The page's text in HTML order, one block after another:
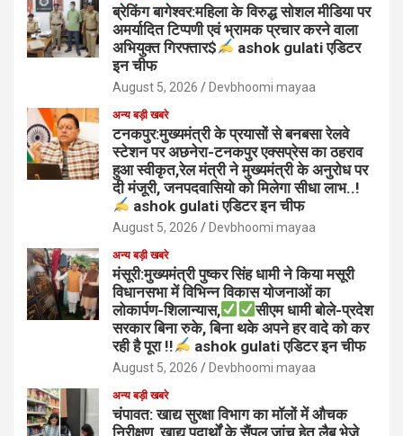
ब्रेकिंग बागेश्वर:महिला के विरुद्ध सोशल मीडिया पर
अमर्यादित टिप्पणी एवं भ्रामक प्रचार करने वाला
अभियुक्त गिरफ्तार$
ashok gulati एडिटर
इन चीफ
August 5, 2026 Devbhoomi mayaa
अन्य बड़ी खबरे
टनकपुर:मुख्यमंत्री के प्रयासों से बनबसा रेलवे
स्टेशन पर अछनेरा-टनकपुर एक्सप्रेस का ठहराव
हुआ स्वीकृत,रेल मंत्री ने मुख्यमंत्री के अनुरोध पर
दी मंजूरी, जनपदवासियो को मिलेगा सीधा लाभ..!
ashok gulati एडिटर इन चीफ
August 5, 2026 Devbhoomi mayaa
अन्य बड़ी खबरे
मंसूरी:मुख्यमंत्री पुष्कर सिंह धामी ने किया मसूरी
विधानसभा में विभिन्न विकास योजनाओं का
लोकार्पण-शिलान्यास,
सीएम धामी बोले-प्रदेश
सरकार बिना रुके, बिना थके अपने हर वादे को कर
रही है पूरा !!
ashok gulati एडिटर इन चीफ
August 5, 2026 Devbhoomi mayaa
अन्य बड़ी खबरे
चंपावत: खाद्य सुरक्षा विभाग का मॉलों में औचक
निरीक्षण, खाद्य पदार्थों के सैंपल जांच हेतु लैब भेजे